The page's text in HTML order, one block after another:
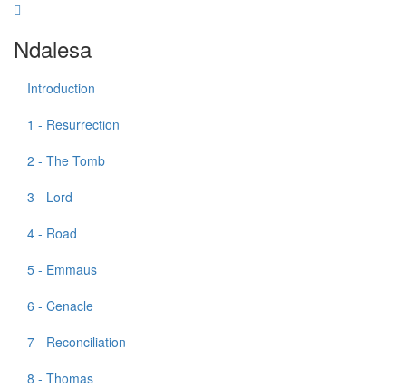
Ndalesa
Introduction
1 - Resurrection
2 - The Tomb
3 - Lord
4 - Road
5 - Emmaus
6 - Cenacle
7 - Reconciliation
8 - Thomas